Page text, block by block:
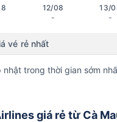
12/08
-
13/
-
vé rẻ nhất
nhật trong thời gian sớm
giá rẻ từ Cà